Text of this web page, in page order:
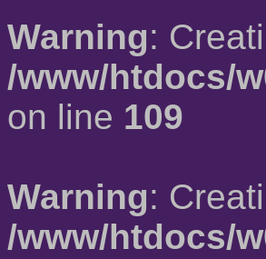
Warning:
/www/htdocs/
on line 109
Warning:
/www/htdocs/